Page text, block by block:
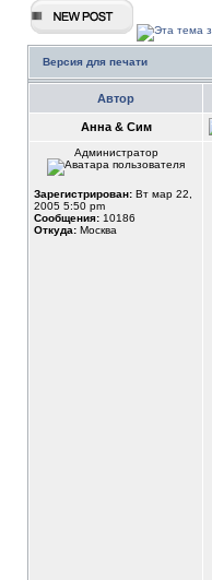
Версия для печати
Автор
Анна & Сим
Администратор
Зарегистрирован: Вт мар 22,
2005 5:50 pm
Сообщения: 10186
Откуда: Москва